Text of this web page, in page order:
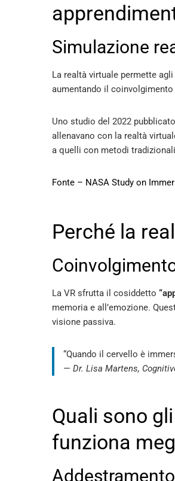
Simulazione
La realtà virtuale permette
aumentando il
Uno studio del 2022
allenavano con la realtà
a quelli con metodi
Fonte – NASA Study on
Perché la
La VR sfrutta il cosiddetto
memoria e all’emozione.
visione passiva.
“Quando il cervello è
— Dr. Lisa Martens,
Quali sono
funziona